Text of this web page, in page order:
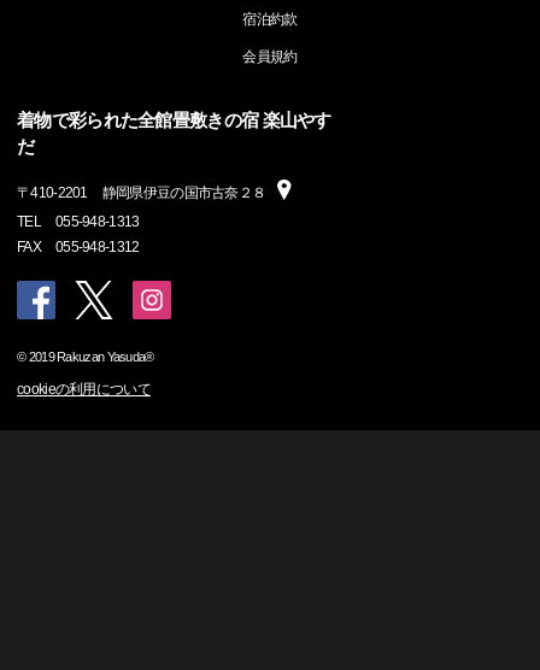
宿泊約款
会員規約
着物で彩られた全館畳敷きの宿 楽山やす
だ
〒410-2201
静岡県伊豆の国市古奈２８
TEL
055-948-1313
FAX
055-948-1312
© 2019 Rakuzan Yasuda®
cookieの利用について